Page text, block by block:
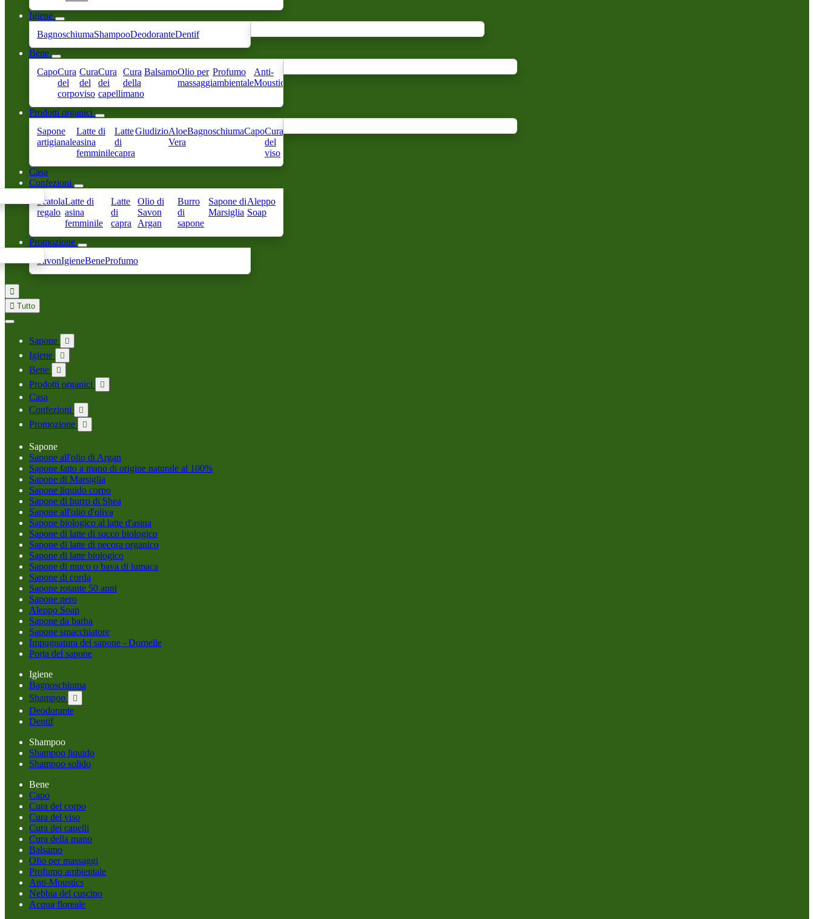
Igiene
BagnoschiumaShampooDeodoranteDentif
Bene
CapoCura
del
corpo
Cura
del
viso
Cura
dei
capelli
Cura
della
mano
BalsamoOlio per
massaggi
Profumo
ambientale
Anti-
Moustics
NebbiaAcqua
Prodotti organici
Sapone
artigianale
Latte di
asina
femminile
Latte
di
capra
GiudizioAloe
Vera
BagnoschiumaCapoCura
del
viso
Cura Cura Cura
Casa
Confezioni
Scatola
regalo
Latte di
asina
femminile
Latte
di
capra
Olio di
Savon
Argan
Burro
di
sapone
Sapone di
Marsiglia
Aleppo
Soap
Promozione
SavonIgieneBeneProfumo

 Tutto
Sapone 
Igiene 
Bene 
Prodotti organici 
Casa
Confezioni

Promozione 
Sapone
Sapone all'olio di Argan
Sapone fatto a mano di origine naturale al 100%
Sapone di Marsiglia
Sapone liquido corpo
Sapone di burro di Shea
Sapone all'olio d'oliva
Sapone biologico al latte d'asina
Sapone di latte di succo biologico
Sapone di latte di pecora organico
Sapone di latte biologico
Sapone di muco o bava di lumaca
Sapone di corda
Sapone rotante 50 anni
Sapone nero
Aleppo Soap
Sapone da barba
Sapone smacchiatore
Impugnatura del sapone - Dornelle
Porta del sapone
Igiene
Bagnoschiuma
Shampoo

Deodorante
Dentif
Shampoo
Shampoo liquido
Shampoo solido
Bene
Capo
Cura del corpo
Cura del viso
Cura dei capelli
Cura della mano
Balsamo
Olio per massaggi
Profumo ambientale
Anti-Moustics
Nebbia del cuscino
Acqua floreale